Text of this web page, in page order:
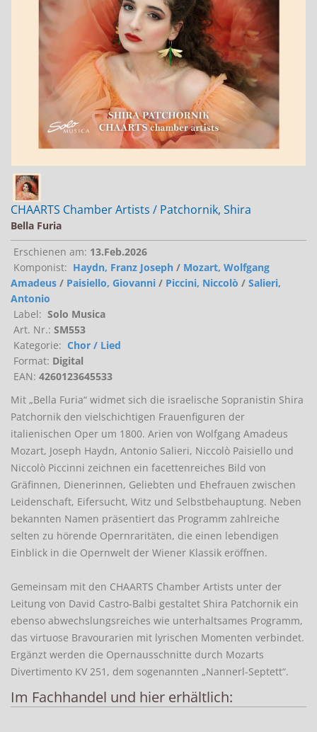
Jobs bei Naxos
Naxos Deutschland Blog
Naxos weltweit
CHAARTS Chamber Artists / Patchornik, Shira
Bella Furia
Erschienen am: 13.Feb.2026
Komponist: Haydn, Franz Joseph / Mozart, Wolfgang
Amadeus / Paisiello, Giovanni / Piccini, Niccolò / Salieri,
Antonio
Label: Solo Musica
Art. Nr.: SM553
Kategorie: Chor / Lied
Format: Digital
EAN: 4260123645533
Mit „Bella Furia“ widmet sich die israelische Sopranistin Shira
Patchornik den vielschichtigen Frauenfiguren der
italienischen Oper um 1800. Arien von Wolfgang Amadeus
Mozart, Joseph Haydn, Antonio Salieri, Niccolò Paisiello und
Niccolò Piccinni zeichnen ein facettenreiches Bild von
Gräfinnen, Dienerinnen, Geliebten und Ehefrauen zwischen
Leidenschaft, Eifersucht, Witz und Selbstbehauptung. Neben
bekannten Namen präsentiert das Programm zahlreiche
selten zu hörende Opernraritäten, die einen lebendigen
Einblick in die Opernwelt der Wiener Klassik eröffnen.
Gemeinsam mit den CHAARTS Chamber Artists unter der
Leitung von David Castro-Balbi gestaltet Shira Patchornik ein
ebenso abwechslungsreiches wie unterhaltsames Programm,
das virtuose Bravourarien mit lyrischen Momenten verbindet.
Ergänzt werden die Opernausschnitte durch Mozarts
Divertimento KV 251, dem sogenannten „Nannerl-Septett“.
Im Fachhandel und hier erhältlich: